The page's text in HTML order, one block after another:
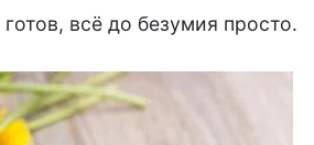
готов, всё до безумия просто.